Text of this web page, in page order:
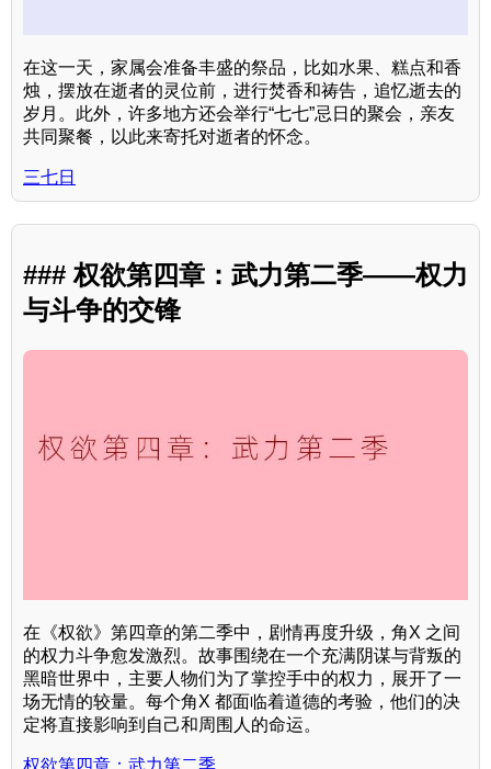
在这一天，家属会准备丰盛的祭品，比如水果、糕点和香
烛，摆放在逝者的灵位前，进行焚香和祷告，追忆逝去的
岁月。此外，许多地方还会举行“七七”忌日的聚会，亲友
共同聚餐，以此来寄托对逝者的怀念。
三七日
### 权欲第四章：武力第二季——权力
与斗争的交锋
在《权欲》第四章的第二季中，剧情再度升级，角X 之间
的权力斗争愈发激烈。故事围绕在一个充满阴谋与背叛的
黑暗世界中，主要人物们为了掌控手中的权力，展开了一
场无情的较量。每个角X 都面临着道德的考验，他们的决
定将直接影响到自己和周围人的命运。
权欲第四章：武力第二季